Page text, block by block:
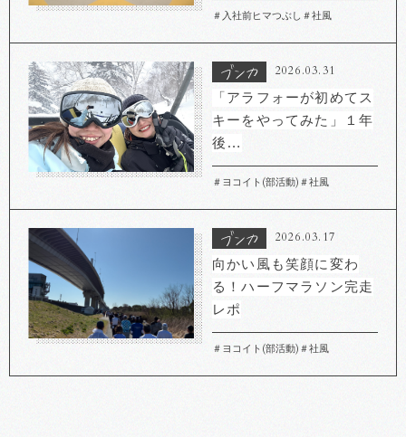
＃入社前ヒマつぶし ＃社風
2026.03.31
「アラフォーが初めてス
キーをやってみた」１年
後…
＃ヨコイト(部活動) ＃社風
2026.03.17
向かい風も笑顔に変わ
る！ハーフマラソン完走
レポ
＃ヨコイト(部活動) ＃社風